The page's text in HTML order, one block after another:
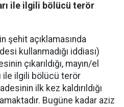
ile ilgili bölücü terör
şehit açıklamasında
kullanmadığı iddiası)
çıkarıldığı, mayın/el
ile ilgili bölücü terör
ilk kez kaldırıldığı
Bugüne kadar aziz